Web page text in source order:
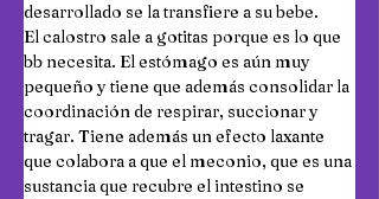
desarrollado se la transfiere a su bebe.
El calostro sale a gotitas porque es lo que
bb necesita. El estómago es aún muy
pequeño y tiene que además consolidar la
coordinación de respirar, succionar y
tragar. Tiene además un efecto laxante
que colabora a que el meconio, que es una
sustancia que recubre el intestino se